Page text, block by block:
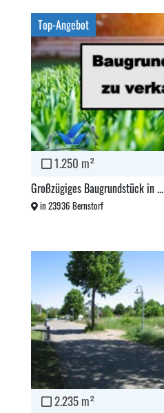
Top-Angebot
1.250 m²
Großzügiges Baugrundstück in ...
in 23936 Bernstorf
2.235 m²